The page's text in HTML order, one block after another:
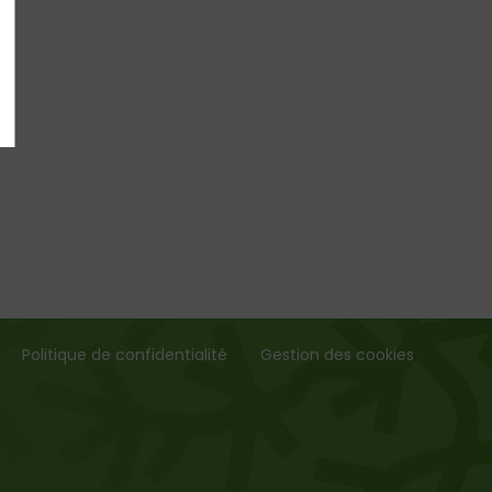
Politique de confidentialité Gestion des cookies